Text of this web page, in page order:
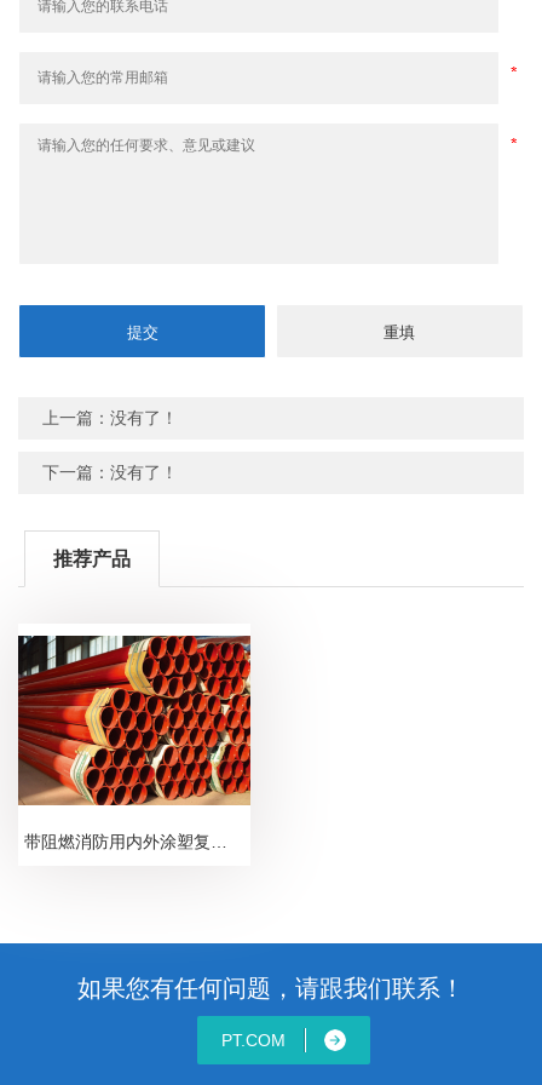
上一篇：没有了！
下一篇：没有了！
推荐产品
带阻燃消防用内外涂塑复合钢管
如果您有任何问题，请跟我们联系！
PT.COM